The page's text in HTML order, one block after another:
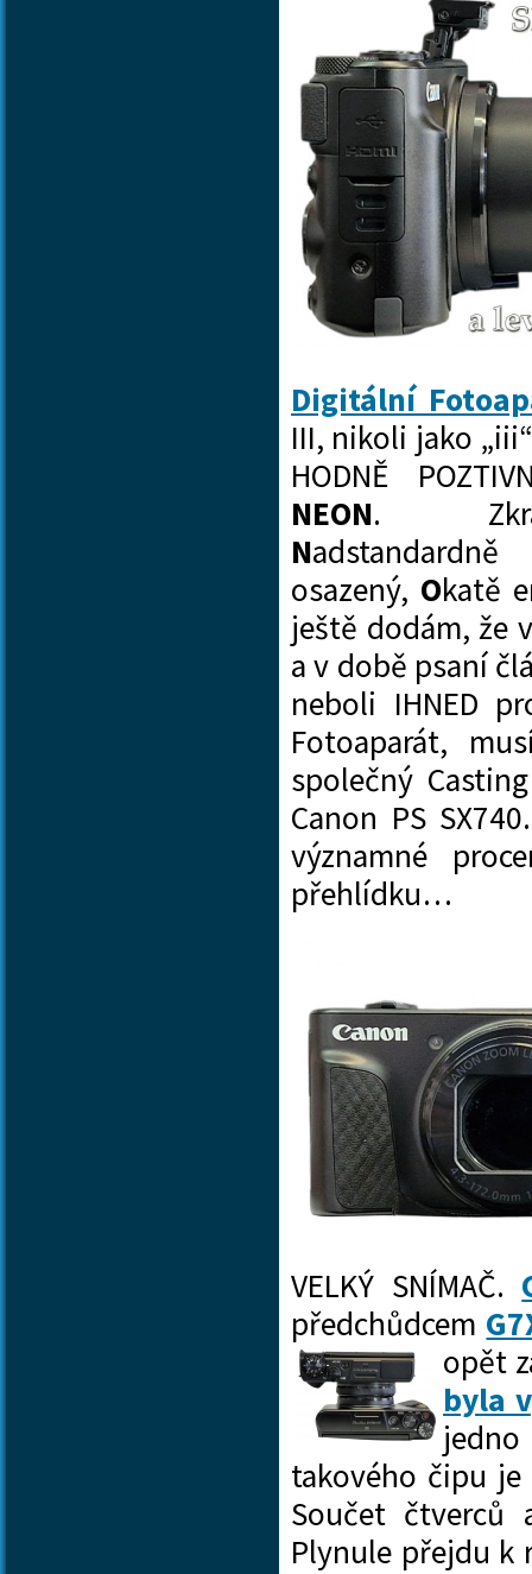
Digitální
III, nikoli jako
HODNĚ
NEON.
N
osazený, Okatě
ještě dodám, že
a v době psaní
neboli IHNED
Fotoaparát,
společný
Canon PS
významné
přehlídku…
VELKÝ SNÍMAČ.
předchůdcem
opět
byla
takového čipu
Součet
Plynule přejdu k